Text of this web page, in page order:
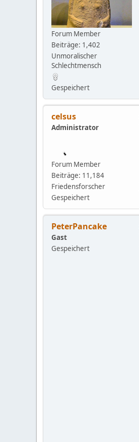
Forum Member
Beiträge: 1,402
Unmoralischer
Schlechtmensch
Gespeichert
celsus
Administrator
Forum Member
Beiträge: 11,184
Friedensforscher
Gespeichert
PeterPancake
Gast
Gespeichert